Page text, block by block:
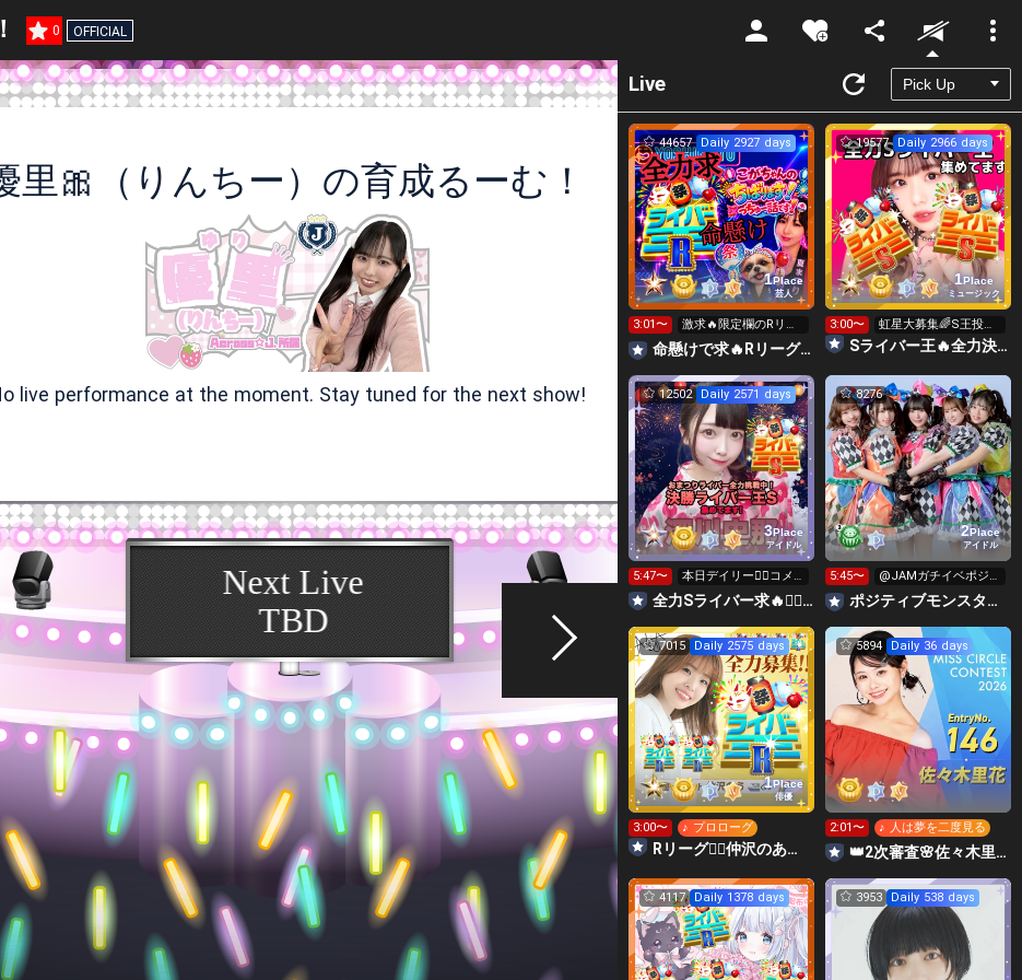
0 OFFICIAL
Unmute
里🎀（りんちー）の育成るーむ！
live performance at the moment. Stay tuned for the next show!
Live
1Place
芸人
44657 Daily 2927 days
3:01〜
激求🔥限定欄のRリー
グ👑全力ポイント勝負
日🔥
命懸けで求🔥Rリーグ👑夏祭実行委員長🎆こがちゃんのちばります
1Place
ミュージック
19577 Daily 2966 days
3:00〜
虹星大募集🌈S王投げ
れます👑👑👑
Sライバー王🔥全力決勝🗽🌈Annnnnaの空⛱
3Place
アイドル
12502 Daily 2571 days
5:47〜
本日デイリー❤️‍🔥コメ
ントしてライバー王ゲ
ット👑
全力Sライバー求🔥❤️‍🔥147cm深川史那のルーム🐸🎈
2Place
アイドル
8276
5:45〜
@JAMガチイベポジモ
ン絶対1位🔥🔥
ポジティブモンスター👾絶対１位で横アリに立つ🌈✨
1Place
俳優
7015 Daily 2575 days
3:00〜 ♪ プロローグ
Rリーグ❤️‍🔥仲沢のあ⛴໒꒱· ﾟ🌈
5894 Daily 36 days
2:01〜 ♪ 人は夢を二度見る
👑2次審査🌸佐々木里花❤️‍🔥 #ミスサークル2026
4117 Daily 1378 days 3953 Daily 538 days